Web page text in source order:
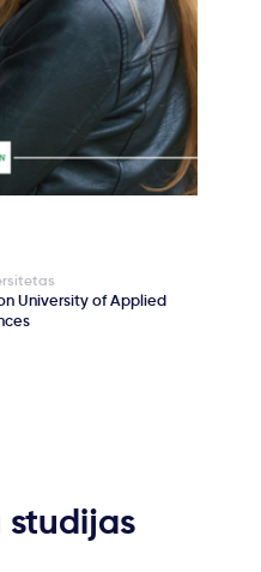
University of Applied
studijas